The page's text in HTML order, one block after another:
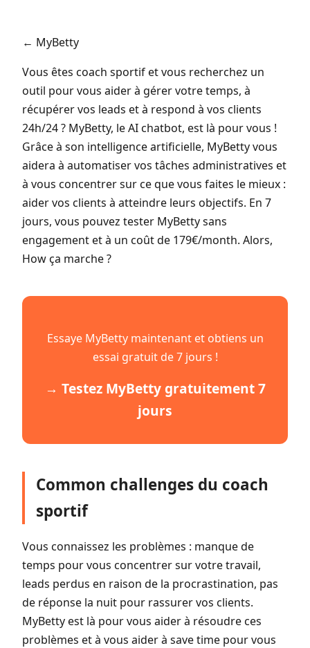
← MyBetty
Vous êtes coach sportif et vous recherchez un
outil pour vous aider à gérer votre temps, à
récupérer vos leads et à respond à vos clients
24h/24 ? MyBetty, le AI chatbot, est là pour vous !
Grâce à son intelligence artificielle, MyBetty vous
aidera à automatiser vos tâches administratives et
à vous concentrer sur ce que vous faites le mieux :
aider vos clients à atteindre leurs objectifs. En 7
jours, vous pouvez tester MyBetty sans
engagement et à un coût de 179€/month. Alors,
How ça marche ?
Essaye MyBetty maintenant et obtiens un
essai gratuit de 7 jours !
→ Testez MyBetty gratuitement 7
jours
Common challenges du coach
sportif
Vous connaissez les problèmes : manque de
temps pour vous concentrer sur votre travail,
leads perdus en raison de la procrastination, pas
de réponse la nuit pour rassurer vos clients.
MyBetty est là pour vous aider à résoudre ces
problèmes et à vous aider à save time pour vous